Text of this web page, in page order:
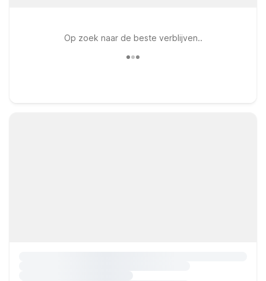
Op zoek naar de beste verblijven..